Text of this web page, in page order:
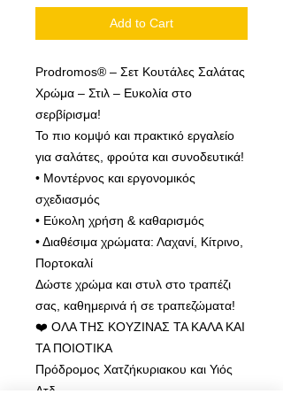
Add to Cart
Prodromos® – Σετ Κουτάλες Σαλάτας
Χρώμα – Στιλ – Ευκολία στο
σερβίρισμα!
Το πιο κομψό και πρακτικό εργαλείο
για σαλάτες, φρούτα και συνοδευτικά!
• Μοντέρνος και εργονομικός
σχεδιασμός
• Εύκολη χρήση & καθαρισμός
• Διαθέσιμα χρώματα: Λαχανί, Κίτρινο,
Πορτοκαλί
Δώστε χρώμα και στυλ στο τραπέζι
σας, καθημερινά ή σε τραπεζώματα!
❤️ ΟΛΑ ΤΗΣ ΚΟΥΖΙΝΑΣ ΤΑ ΚΑΛΑ ΚΑΙ
ΤΑ ΠΟΙΟΤΙΚΑ
Πρόδρομος Χατζήκυριακου και Υιός
Λτδ